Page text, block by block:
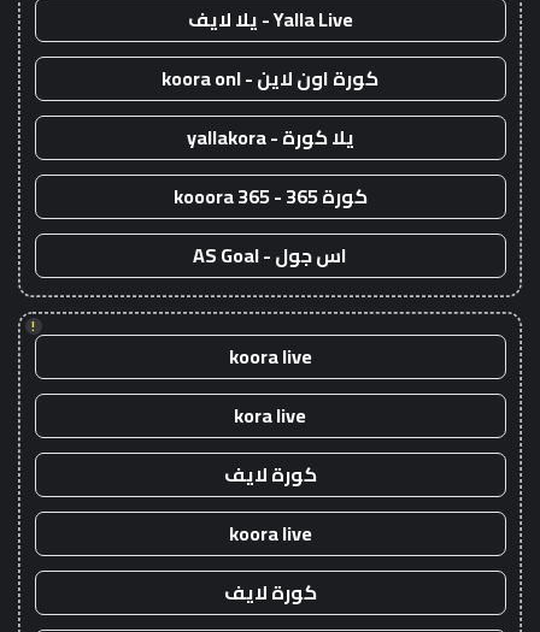
Yalla Live - يلا لايف
كورة اون لاين - koora onl
يلا كورة - yallakora
كورة 365 - kooora 365
اس جول - AS Goal
!
koora live
kora live
كورة لايف
koora live
كورة لايف